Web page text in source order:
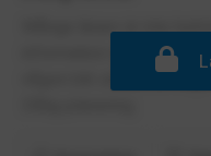
Många lärare är inte
information när
någon blir utsatt för